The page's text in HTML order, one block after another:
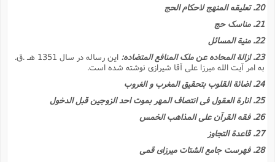
20. تعلیقه المنهج لاحکام الحج
21. مناسک حج
22. منیة المسائل
23. ازالة المحاده عن ملک المنافع المتضاده:
این رساله در سال 1351 هـ .ق.
به امر آیت الله میرزا على آقا شیرازى نوشته شده است.
24. اضائة القلوب بتحقیق المغرب و الغروب
25. انارة العقول فى انتصاف المهر بموت احد الزوجین قبل الدخول
26. فقه القرآن على المذاهب الخمس
27. قاعدة التجاوز
28. فهرست جامع الشتات میرزاى قمى